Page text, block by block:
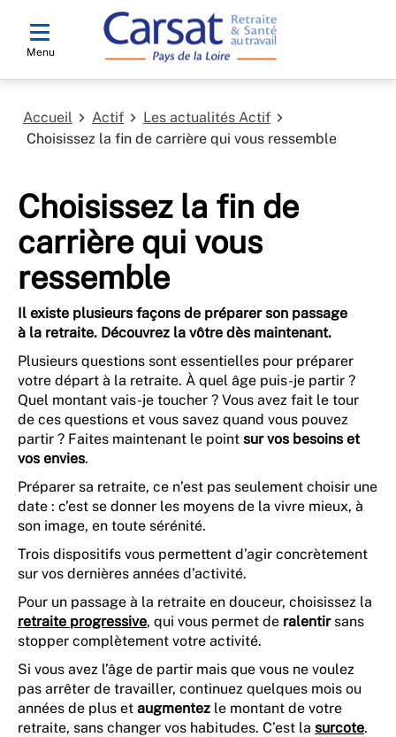
Menu
Accueil Actif
Les actualités Actif
Choisissez la fin de carrière qui vous ressemble
Choisissez la fin de
carrière qui vous
ressemble
Il existe plusieurs façons de préparer son passage
à la retraite. Découvrez la vôtre dès maintenant.
Plusieurs questions sont essentielles pour préparer
votre départ à la retraite. À quel âge puis-je partir ?
Quel montant vais-je toucher ? Vous avez fait le tour
de ces questions et vous savez quand vous pouvez
partir ? Faites maintenant le point sur vos besoins et
vos envies.
Préparer sa retraite, ce n’est pas seulement choisir une
date : c’est se donner les moyens de la vivre mieux, à
son image, en toute sérénité.
Trois dispositifs vous permettent d’agir concrètement
sur vos dernières années d’activité.
Pour un passage à la retraite en douceur, choisissez la
retraite progressive, qui vous permet de ralentirsans
stopper complètement votre activité.
Si vous avez l’âge de partir mais que vous ne voulez
pas arrêter de travailler, continuez quelques mois ou
années de plus et augmentez le montant de votre
retraite, sans changer vos habitudes. C’est la surcote.